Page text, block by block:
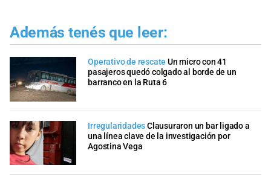
Además tenés que leer:
Operativo de rescate Un micro con 41
pasajeros quedó colgado al borde de un
barranco en la Ruta 6
IrregularidadesClausuraron un bar ligado a
una línea clave de la investigación por
Agostina Vega